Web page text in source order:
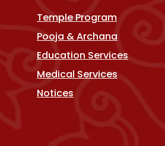
Temple Program
Pooja & Archana
Education Services
Medical Services
Notices